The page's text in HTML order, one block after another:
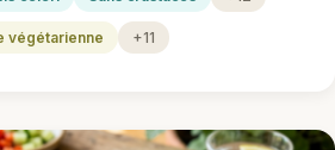
végétarienne +11